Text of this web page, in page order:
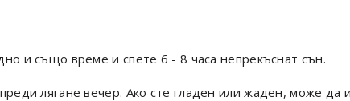
и също време и спете 6 - 8 часа непрекъснат сън.
лягане вечер. Ако сте гладен или жаден, може да